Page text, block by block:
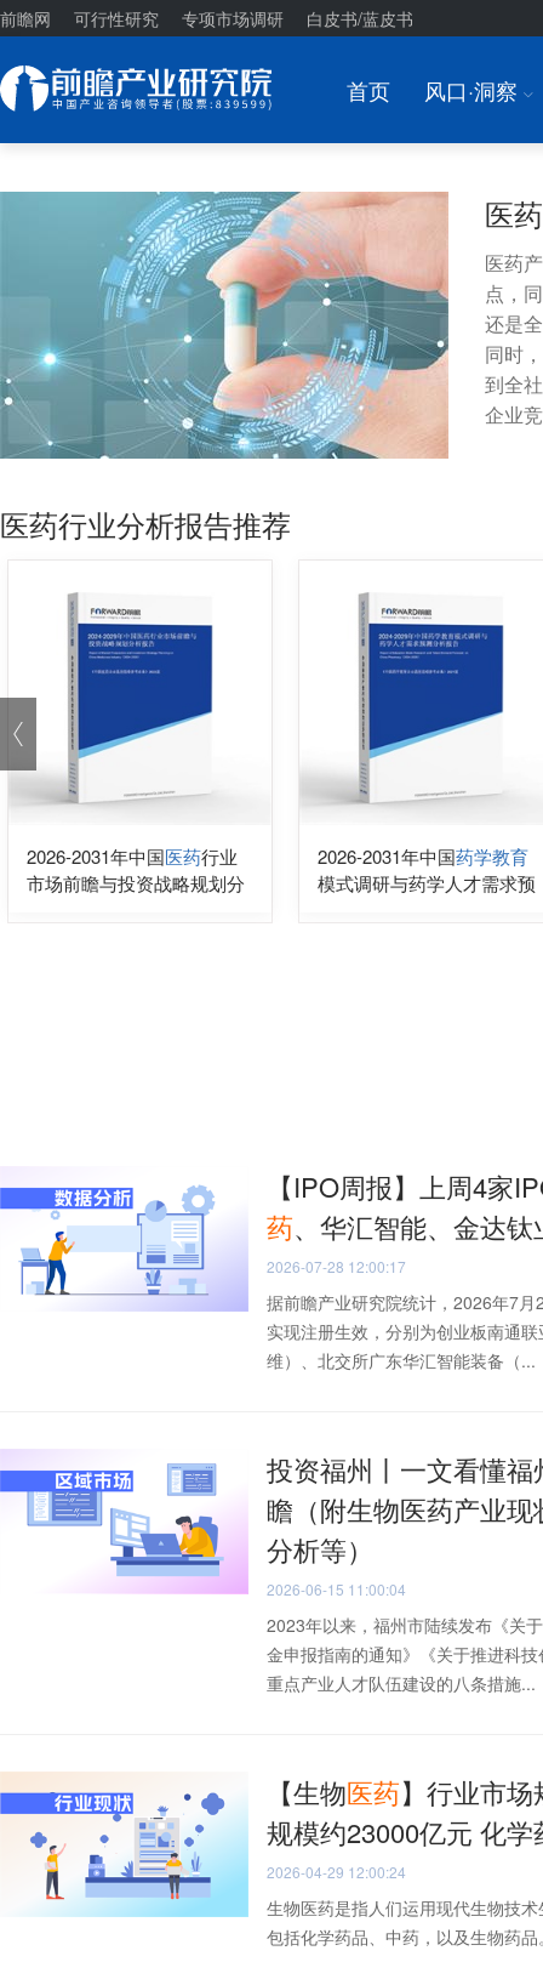
前瞻网 可行性研究 专项市场调研 白皮书/蓝皮书
首页 风口·洞察 I
医
医药
点，
还是
同时
到全
企业
医药行业分析报告推荐
2026-2031年中国医药行业
市场前瞻与投资战略规划分
2026-2031年中国药学教育
模式调研与药学人才需求预
【IPO周报】上周4家
药、华汇智能、金达
2026-07-28 12:00:17
据前瞻产业研究院统计，2026年7
实现注册生效，分别为创业板南通
维）、北交所广东华汇智能装备（...
投资福州丨一文看懂福
瞻（附生物医药产业
分析等）
2026-06-15 11:00:04
2023年以来，福州市陆续发布《关
金申报指南的通知》《关于推进科
重点产业人才队伍建设的八条措施...
【生物医药】行业市
规模约23000亿元 化
2026-04-29 12:00:24
生物医药是指人们运用现代生物技
包括化学药品、中药，以及生物药